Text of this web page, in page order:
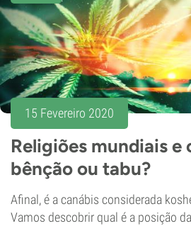
15 Fevereiro 2020
Religiões mundiais e
bênção ou tabu?
Afinal, é a canábis considerada
Vamos descobrir qual é a posição